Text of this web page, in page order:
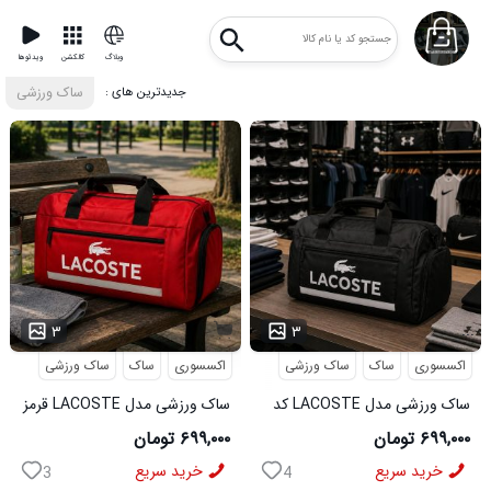
ویدئوها کالکشن وبلاگ
ساک ورزشی : جدیدترین های
۳
اکسسوری ساک ساک ورزشی
ساک ورزشی مدل LACOSTE قرمز
کد6567
۶۹۹,۰۰۰ تومان
خرید سریع 3
۳ ...
اکسسوری ساک ساک ورزشی
ساک ورزشی مدل LACOSTE کد
6566
۶۹۹,۰۰۰ تومان
خرید سریع 4